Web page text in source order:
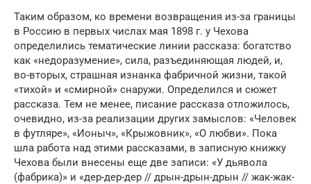
Таким образом, ко времени возвращения из-за границы
в Россию в первых числах мая 1898 г. у Чехова
определились тематические линии рассказа: богатство
как «недоразумение», сила, разъединяющая людей, и,
во-вторых, страшная изнанка фабричной жизни, такой
«тихой» и «смирной» снаружи. Определился и сюжет
рассказа. Тем не менее, писание рассказа отложилось,
очевидно, из-за реализации других замыслов: «Человек
в футляре», «Ионыч», «Крыжовник», «О любви». Пока
шла работа над этими рассказами, в записную книжку
Чехова были внесены еще две записи: «У дьявола
(фабрика)» и «дер-дер-дер // дрын-дрын-дрын // жак-жак-